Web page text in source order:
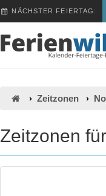
NÄCHSTER FEIERTAG:
Zeitzonen
Zeitzonen